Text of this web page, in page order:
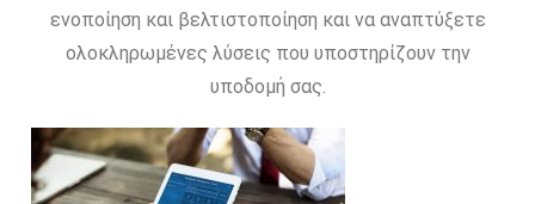
ενοποίηση και βελτιστοποίηση και να αναπτύξετε
ολοκληρωμένες λύσεις που υποστηρίζουν την
υποδομή σας.